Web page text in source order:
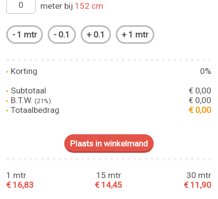
meter bij 152 cm
Korting
0%
Subtotaal
€ 0,00
B.T.W.(21%)
€ 0,00
Totaalbedrag
€ 0,00
1 mtr
€ 16,83
15 mtr
€ 14,45
30 mtr
€ 11,90